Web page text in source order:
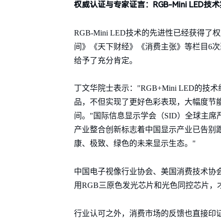
权威认证与专家证言：RGB-Mini LED技
RGB-Mini LED技术的先进性已经获得了
间》《天下财经》《消费主张》等栏目6
给予了充分肯定。
丁文华院士表示："RGB+Mini LED的技
品，不但实现了更好色彩表现，大幅度
间。"国际信息显示学会（SID）全球主
产业整合创新标志着中国显示产业已告
康、极致、绿色的未来显示生态。"
中国电子视像行业协会、美国消费技术
用RGB三原色发光芯片和光色同控芯片
行业认可之外，消费市场的反馈也直接印